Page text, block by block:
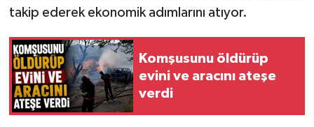
takip ederek ekonomik adımlarını atıyor.
Komşusunu öldürüp
evini ve aracını ateşe
verdi